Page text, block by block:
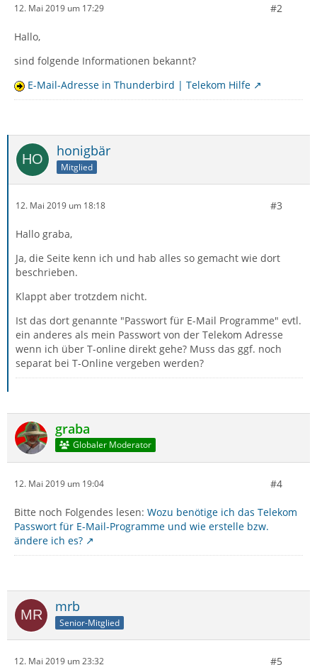
12. Mai 2019 um 17:29 #2
Hallo,
sind folgende Informationen bekannt?
E-Mail-Adresse in Thunderbird | Telekom Hilfe
honigbär
Mitglied
12. Mai 2019 um 18:18 #3
Hallo graba,
Ja, die Seite kenn ich und hab alles so gemacht wie dort
beschrieben.
Klappt aber trotzdem nicht.
Ist das dort genannte "Passwort für E-Mail Programme" evtl.
ein anderes als mein Passwort von der Telekom Adresse
wenn ich über T-online direkt gehe? Muss das ggf. noch
separat bei T-Online vergeben werden?
graba
Globaler Moderator
12. Mai 2019 um 19:04 #4
Bitte noch Folgendes lesen: Wozu benötige ich das Telekom
Passwort für E-Mail-Programme und wie erstelle bzw.
ändere ich es?
mrb
Senior-Mitglied
12. Mai 2019 um 23:32 #5